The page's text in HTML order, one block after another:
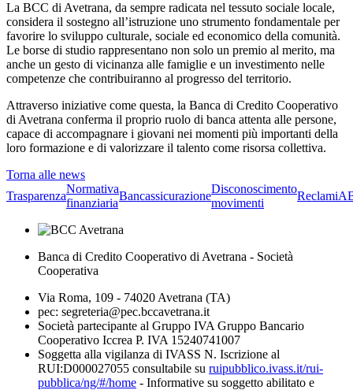
La BCC di Avetrana, da sempre radicata nel tessuto sociale locale,
considera il sostegno all’istruzione uno strumento fondamentale per
favorire lo sviluppo culturale, sociale ed economico della comunità.
Le borse di studio rappresentano non solo un premio al merito, ma
anche un gesto di vicinanza alle famiglie e un investimento nelle
competenze che contribuiranno al progresso del territorio.
Attraverso iniziative come questa, la Banca di Credito Cooperativo
di Avetrana conferma il proprio ruolo di banca attenta alle persone,
capace di accompagnare i giovani nei momenti più importanti della
loro formazione e di valorizzare il talento come risorsa collettiva.
Torna alle news
Trasparenza
Normativa
finanziaria
Bancassicurazione
Disconoscimento
movimenti
Reclami
Banca di Credito Cooperativo di Avetrana - Società
Cooperativa
Via Roma, 109 - 74020 Avetrana (TA)
pec: segreteria@pec.bccavetrana.it
Società partecipante al Gruppo IVA Gruppo Bancario
Cooperativo Iccrea P. IVA 15240741007
Soggetta alla vigilanza di IVASS N. Iscrizione al
RUI:D000027055 consultabile su ruipubblico.ivass.it/rui-
pubblica/ng/#/home - Informative su soggetto abilitato e